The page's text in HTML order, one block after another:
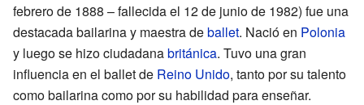
febrero de 1888 – fallecida el 12 de junio de 1982) fue una
destacada bailarina y maestra deballet. Nació en Polonia
y luego se hizo ciudadanabritánica. Tuvo una gran
influencia en el ballet de Reino Unido, tanto por su talento
como bailarina como por su habilidad para enseñar.